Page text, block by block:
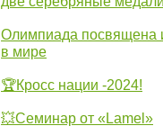
Олимпиада посвящена
в мире
🏆Кросс нации -2024!
💥Семинар от «Lamel»